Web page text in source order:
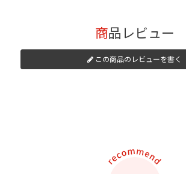
商品レビュー
この商品のレビューを書く